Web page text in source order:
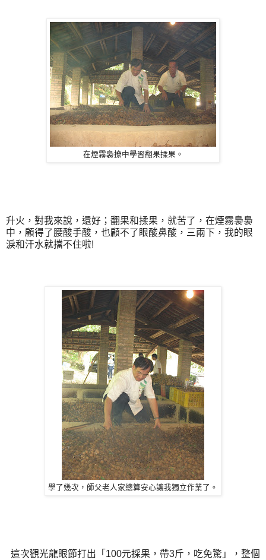
在煙霧裊撩中學習翻果揉果。
升火，對我來說，還好；翻果和揉果，就苦了，在煙霧裊裊
中，顧得了腰酸手酸，也顧不了眼酸鼻酸，三兩下，我的眼
淚和汗水就擋不住啦!
學了幾次，師父老人家總算安心讓我獨立作業了。
這次觀光龍眼節打出「100元採果，帶3斤，吃免驚」，整個